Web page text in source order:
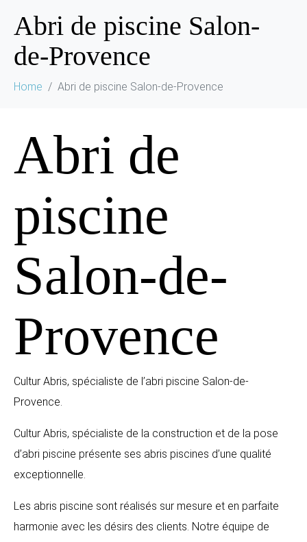
Abri de piscine Salon-
de-Provence
Home Abri de piscine Salon-de-Provence
Abri de
piscine
Salon-de-
Provence
Cultur Abris, spécialiste de l’abri piscine Salon-de-
Provence.
Cultur Abris, spécialiste de la construction et de la pose
d’abri piscine présente ses abris piscines d’une qualité
exceptionnelle.
Les abris piscine sont réalisés sur mesure et en parfaite
harmonie avec les désirs des clients. Notre équipe de